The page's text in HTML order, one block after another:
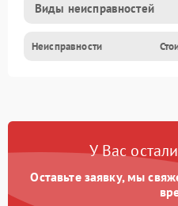
Виды неисправностей
Неисправности
У Вас
Оставьте заявку, мы